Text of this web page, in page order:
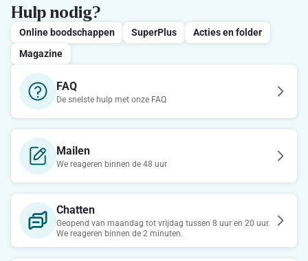
Hulp nodig?
Online boodschappen SuperPlus
Acties en folder
Magazine
FAQ
De snelste hulp met onze FAQ
Mailen
We reageren binnen de 48 uur
Chatten
Geopend van maandag tot vrijdag tussen 8 uur en 20 uur.
We reageren binnen de 2 minuten.